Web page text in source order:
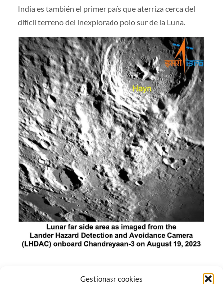
Gestionasr cookies
India es también el primer país que aterriza cerca del
difícil terreno del inexplorado polo sur de la Luna.